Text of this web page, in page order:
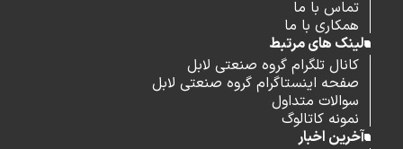
تماس با ما
همکاری با ما
لینک های مرتبط
کانال تلگرام گروه صنعتی لابل
صفحه اینستاگرام گروه صنعتی لابل
سوالات متداول
نمونه کاتالوگ
آخرین اخبار